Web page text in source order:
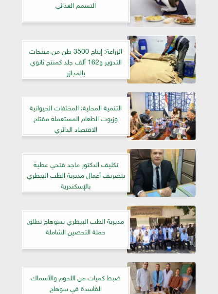
التسمم الغذائي
الزراعة: إنتاج 3500 طن من منتجات
التدوير و162 ألف جلد كمنتج ثانوي
بالمجازر
التنمية المحلية: المخلفات الحيوانية
وزيوت الطعام المستعملة مفتاح
الاقتصاد الدائري
تكليف الدكتور ماجد فتحي عطية
بتصريف أعمال مديرية الطب البيطري
بالإسكندرية
مديرية الطب البيطري بسوهاج تطلق
حملة التحصين الشاملة
ضبط كميات من اللحوم والأسماك
الفاسدة في سوهاج